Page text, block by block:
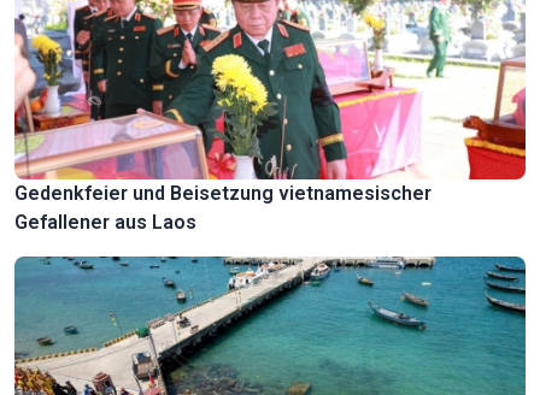
Gedenkfeier und Beisetzung vietnamesischer
Gefallener aus Laos